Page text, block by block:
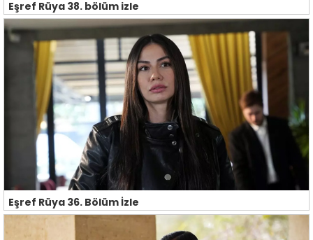
Eşref Rüya 38. bölüm izle
Eşref Rüya 36. Bölüm İzle